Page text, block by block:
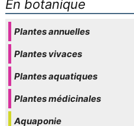
En botanique
Plantes annuelles
Plantes vivaces
Plantes aquatiques
Plantes médicinales
Aquaponie